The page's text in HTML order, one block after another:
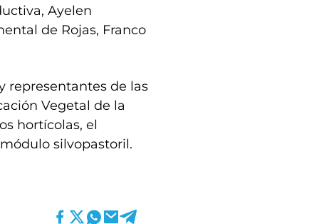
Ayelen
de Rojas, Franco
representantes de las
Vegetal de la
hortícolas, el
silvopastoril.